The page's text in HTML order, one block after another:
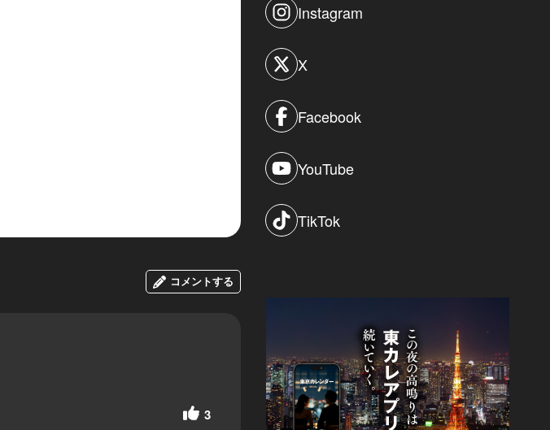
コメントする
3
Instagram
X
Facebook
YouTube
TikTok